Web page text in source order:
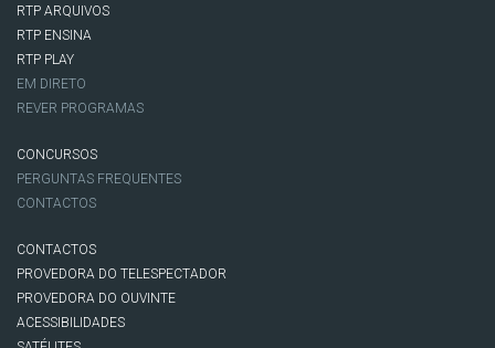
RTP ARQUIVOS
RTP ENSINA
RTP PLAY
EM DIRETO
REVER PROGRAMAS
CONCURSOS
PERGUNTAS FREQUENTES
CONTACTOS
CONTACTOS
PROVEDORA DO TELESPECTADOR
PROVEDORA DO OUVINTE
ACESSIBILIDADES